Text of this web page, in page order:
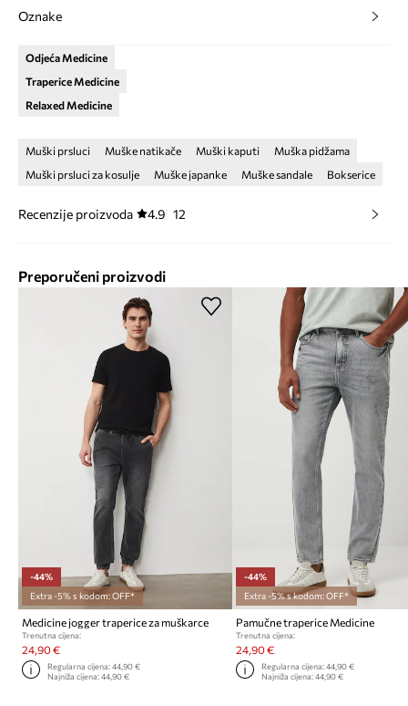
Oznake
Odjeća Medicine
Traperice Medicine
Relaxed Medicine
Muški prsluci Muške natikače Muški kaputi
Muška pidžama
Muški prsluci za kosulje
Muške japanke Muške sandale Bokserice
Recenzije proizvoda 4.9 12
Preporučeni proizvodi
-44%
Extra -5% s kodom: OFF*
Medicine jogger traperice za muškarce
Trenutna cijena:
24,90 €
Regularna cijena:44,90 €
Najniža cijena:44,90 €
-44%
Extra -5% s kodom: OFF*
Pamučne traperice Medicine
Trenutna cijena:
24,90 €
Regularna cijena: 44,90 €
Najniža cijena: 44,90 €